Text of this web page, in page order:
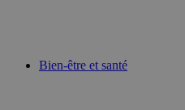
Bien-être et santé